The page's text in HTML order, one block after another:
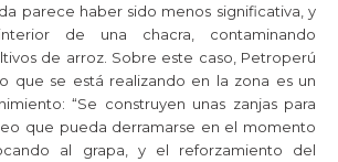
parece haber sido menos significativa, y
de una chacra, contaminando
de arroz. Sobre este caso, Petroperú
que se está realizando en la zona es un
“Se construyen unas zanjas para
que pueda derramarse en el momento
al grapa, y el reforzamiento del